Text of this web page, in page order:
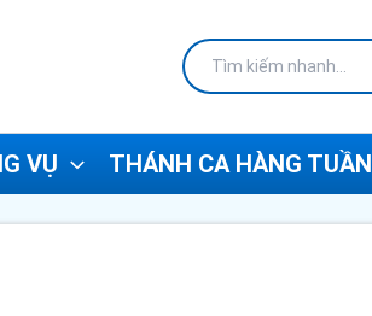
VỤ THÁNH CA HÀNG TUẦN